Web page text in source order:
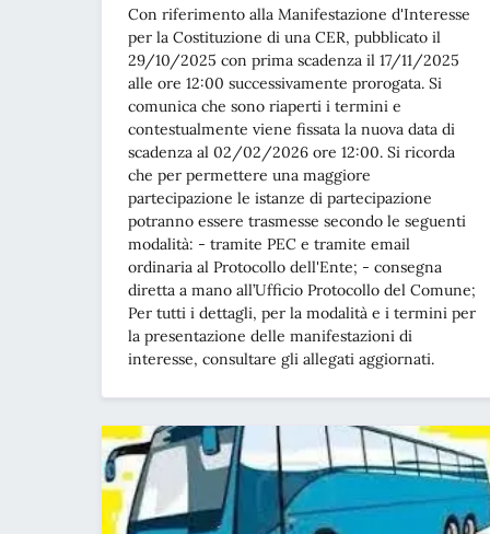
Con riferimento alla Manifestazione d'Interesse
per la Costituzione di una CER, pubblicato il
29/10/2025 con prima scadenza il 17/11/2025
alle ore 12:00 successivamente prorogata. Si
comunica che sono riaperti i termini e
contestualmente viene fissata la nuova data di
scadenza al 02/02/2026 ore 12:00. Si ricorda
che per permettere una maggiore
partecipazione le istanze di partecipazione
potranno essere trasmesse secondo le seguenti
modalità: - tramite PEC e tramite email
ordinaria al Protocollo dell'Ente; - consegna
diretta a mano all’Ufficio Protocollo del Comune;
Per tutti i dettagli, per la modalità e i termini per
la presentazione delle manifestazioni di
interesse, consultare gli allegati aggiornati.